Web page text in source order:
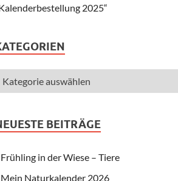
2025“
BEITRÄGE
Frühling in der Wiese – Tiere
Mein Naturkalender 2026